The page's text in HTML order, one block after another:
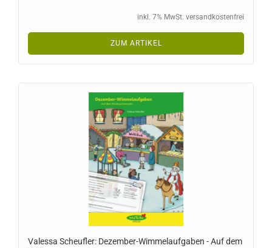
inkl. 7% MwSt. versandkostenfrei
ZUM ARTIKEL
Valessa Scheufler: Dezember-Wimmelaufgaben - Auf dem